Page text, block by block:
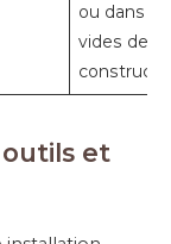
ou dans
vides de
et